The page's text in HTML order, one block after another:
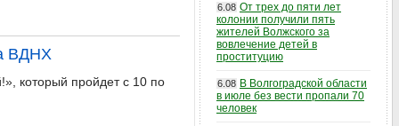
ВДНХ
который пройдет с 10 по
6.08 От трех до пяти лет
колонии получили пять
жителей Волжского за
вовлечение детей в
проституцию
6.08 В Волгоградской области
в июле без вести пропали 70
человек